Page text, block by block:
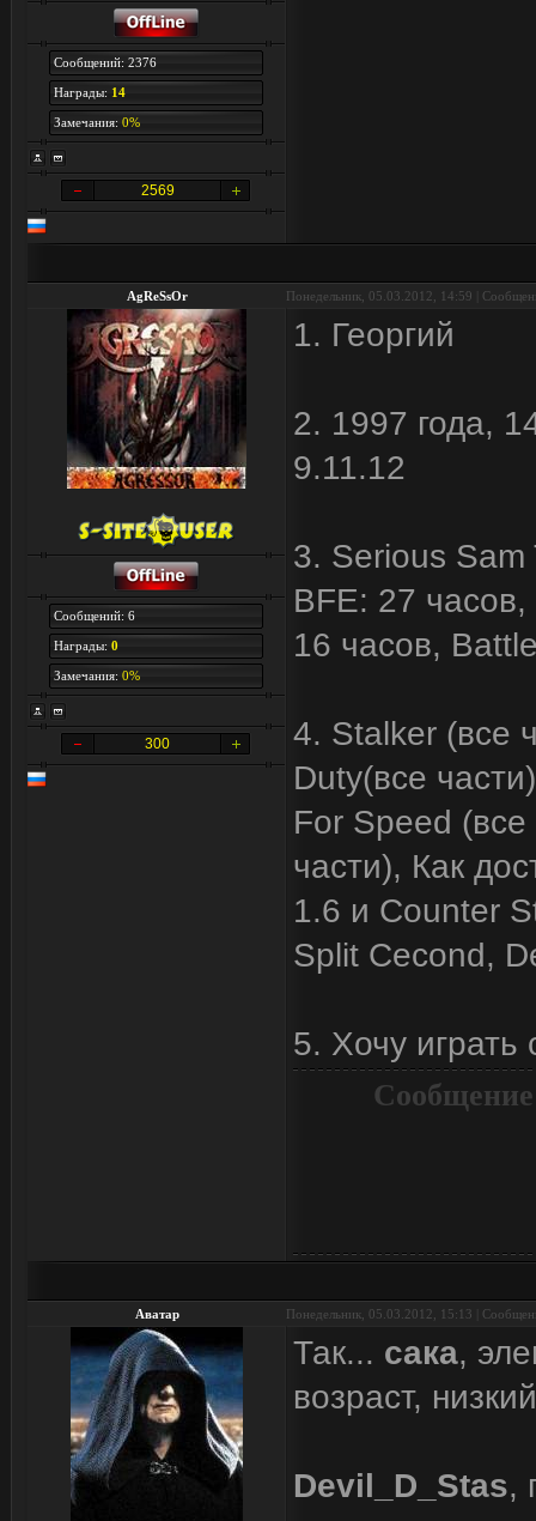
Сообщений: 2376
Награды: 14
Замечания: 0%
2569
AgReSsOr Понедельник, 05.03.2012, 14:59 |
Сообщений: 6
Награды: 0
Замечания: 0%
300
1. Георгий
2. 1997 года,
9.11.12
3. Serious
BFE: 27
16 часов,
4. Stalker (все
Duty(все
For Speed
части), Как
1.6 и Counter
Split Cecond,
5. Хочу
Сообщение
Аватар Понедельник, 05.03.2012, 15:13 |
Так... сака,
возраст,
Devil_D_Stas,